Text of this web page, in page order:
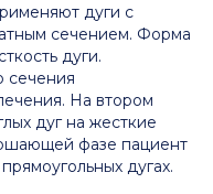
дуги с
сечением. Форма
дуги.
сечения
На втором
дуг на жесткие
фазе пациент
дугах.